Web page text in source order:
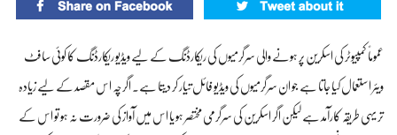
عموماً کمپیوٹر کی اسکرین پر ہونے والی سرگرمیوں کی ریکارڈنگ کے لیے ویڈیو ریکارڈنگ کا کوئی سافٹ
ویئر استعمال کیا جاتا ہے جو ان سرگرمیوں کی ویڈیو فائل تیار کر دیتا ہے۔ اگرچہ اس مقصد کے لیے زیادہ
تر یہی طریقہ کارآمد ہے لیکن اگر اسکرین کی سرگرمی مختصر ہو یا اس میں آواز کی ضرورت نہ ہو تو اس کے